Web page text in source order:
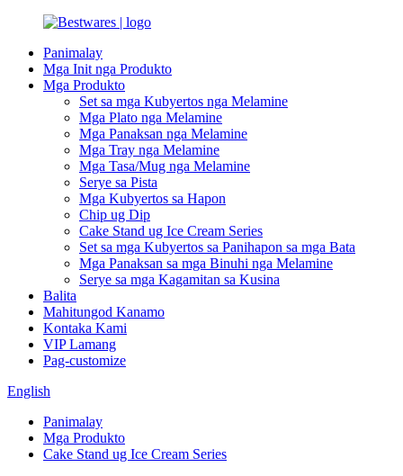
Panimalay
Mga Init nga Produkto
Mga Produkto
Set sa mga Kubyertos nga Melamine
Mga Plato nga Melamine
Mga Panaksan nga Melamine
Mga Tray nga Melamine
Mga Tasa/Mug nga Melamine
Serye sa Pista
Mga Kubyertos sa Hapon
Chip ug Dip
Cake Stand ug Ice Cream Series
Set sa mga Kubyertos sa Panihapon sa mga Bata
Mga Panaksan sa mga Binuhi nga Melamine
Serye sa mga Kagamitan sa Kusina
Balita
Mahitungod Kanamo
Kontaka Kami
VIP Lamang
Pag-customize
English
Panimalay
Mga Produkto
Cake Stand ug Ice Cream Series